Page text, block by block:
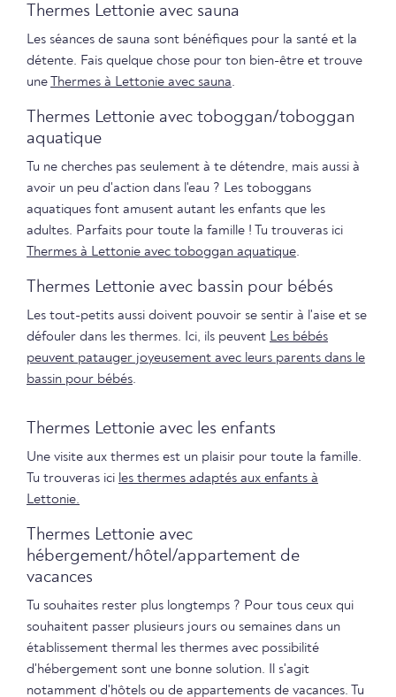
Thermes Lettonie avec sauna
Les séances de sauna sont bénéfiques pour la santé et la
détente. Fais quelque chose pour ton bien-être et trouve
une
Thermes à Lettonie avec sauna.
Thermes Lettonie avec toboggan/toboggan
aquatique
Tu ne cherches pas seulement à te détendre, mais aussi à
avoir un peu d'action dans l'eau ? Les toboggans
aquatiques font amusent autant les enfants que les
adultes. Parfaits pour toute la famille ! Tu trouveras ici
Thermes à Lettonie avec toboggan aquatique.
Thermes Lettonie avec bassin pour bébés
Les tout-petits aussi doivent pouvoir se sentir à l'aise et se
défouler dans les thermes. Ici, ils peuvent Les bébés
peuvent patauger joyeusement avec leurs parents dans le
bassin pour bébés.
Thermes Lettonie avec les enfants
Une visite aux thermes est un plaisir pour toute la famille.
Tu trouveras ici les thermes adaptés aux enfants à
Lettonie.
Thermes Lettonie avec
hébergement/hôtel/appartement de
vacances
Tu souhaites rester plus longtemps ? Pour tous ceux qui
souhaitent passer plusieurs jours ou semaines dans un
établissement thermal les thermes avec possibilité
d'hébergement sont une bonne solution. Il s'agit
notamment d'hôtels ou de appartements de vacances. Tu